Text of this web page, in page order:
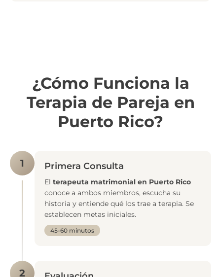
¿Cómo Funciona la
Terapia de Pareja en
Puerto Rico?
1 Primera Consulta
El terapeuta matrimonial en Puerto Rico
conoce a ambos miembros, escucha su
historia y entiende qué los trae a terapia. Se
establecen metas iniciales.
45-60 minutos
2